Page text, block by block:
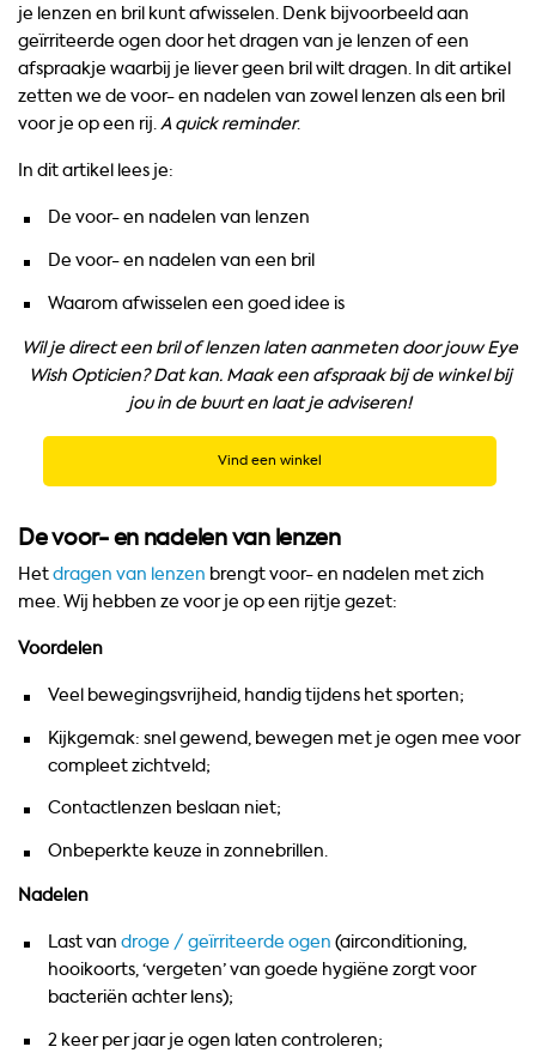
je lenzen en bril kunt afwisselen. Denk bijvoorbeeld aan
geïrriteerde ogen door het dragen van je lenzen of een
afspraakje waarbij je liever geen bril wilt dragen. In dit artikel
zetten we de voor- en nadelen van zowel lenzen als een bril
voor je op een rij.A quick reminder.
In dit artikel lees je:
De voor- en nadelen van lenzen
De voor- en nadelen van een bril
Waarom afwisselen een goed idee is
Wil je direct een bril of lenzen laten aanmeten door jouw Eye
Wish Opticien? Dat kan. Maak een afspraak bij de winkel bij
jou in de buurt en laat je adviseren!
Vind een winkel
De voor- en nadelen van lenzen
Hetdragen van lenzen brengt voor- en nadelen met zich
mee. Wij hebben ze voor je op een rijtje gezet:
Voordelen
Veel bewegingsvrijheid, handig tijdens het sporten;
Kijkgemak: snel gewend, bewegen met je ogen mee voor
compleet zichtveld;
Contactlenzen beslaan niet;
Onbeperkte keuze in zonnebrillen.
Nadelen
Last van droge / geïrriteerde ogen (airconditioning,
hooikoorts, ‘vergeten’ van goede hygiëne zorgt voor
bacteriën achter lens);
2 keer per jaar je ogen laten controleren;